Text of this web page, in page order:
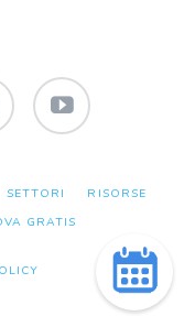
SETTORI
RISORSE
GRATIS